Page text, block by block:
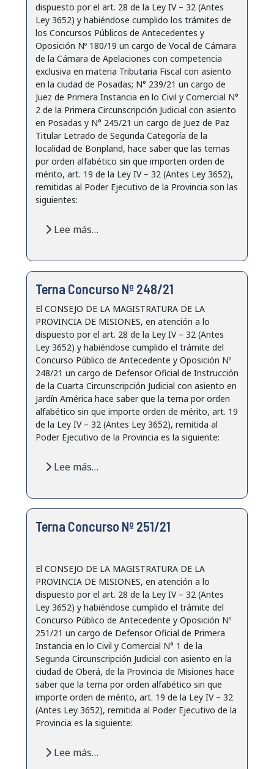
dispuesto por el art. 28 de la Ley IV – 32 (Antes
Ley 3652) y habiéndose cumplido los trámites de
los Concursos Públicos de Antecedentes y
Oposición Nº 180/19 un cargo de Vocal de Cámara
de la Cámara de Apelaciones con competencia
exclusiva en materia Tributaria Fiscal con asiento
en la ciudad de Posadas; N° 239/21 un cargo de
Juez de Primera Instancia en lo Civil y Comercial N°
2 de la Primera Circunscripción Judicial con asiento
en Posadas y N° 245/21 un cargo de Juez de Paz
Titular Letrado de Segunda Categoría de la
localidad de Bonpland, hace saber que las ternas
por orden alfabético sin que importen orden de
mérito, art. 19 de la Ley IV – 32 (Antes Ley 3652),
remitidas al Poder Ejecutivo de la Provincia son las
siguientes:
Lee más…
Terna Concurso Nº 248/21
El CONSEJO DE LA MAGISTRATURA DE LA
PROVINCIA DE MISIONES, en atención a lo
dispuesto por el art. 28 de la Ley IV – 32 (Antes
Ley 3652) y habiéndose cumplido el trámite del
Concurso Público de Antecedente y Oposición Nº
248/21 un cargo de Defensor Oficial de Instrucción
de la Cuarta Circunscripción Judicial con asiento en
Jardín América hace saber que la terna por orden
alfabético sin que importe orden de mérito, art. 19
de la Ley IV – 32 (Antes Ley 3652), remitida al
Poder Ejecutivo de la Provincia es la siguiente:
Lee más…
Terna Concurso Nº 251/21
El CONSEJO DE LA MAGISTRATURA DE LA
PROVINCIA DE MISIONES, en atención a lo
dispuesto por el art. 28 de la Ley IV – 32 (Antes
Ley 3652) y habiéndose cumplido el trámite del
Concurso Público de Antecedente y Oposición Nº
251/21 un cargo de Defensor Oficial de Primera
Instancia en lo Civil y Comercial N° 1 de la
Segunda Circunscripción Judicial con asiento en la
ciudad de Oberá, de la Provincia de Misiones hace
saber que la terna por orden alfabético sin que
importe orden de mérito, art. 19 de la Ley IV – 32
(Antes Ley 3652), remitida al Poder Ejecutivo de la
Provincia es la siguiente:
Lee más…